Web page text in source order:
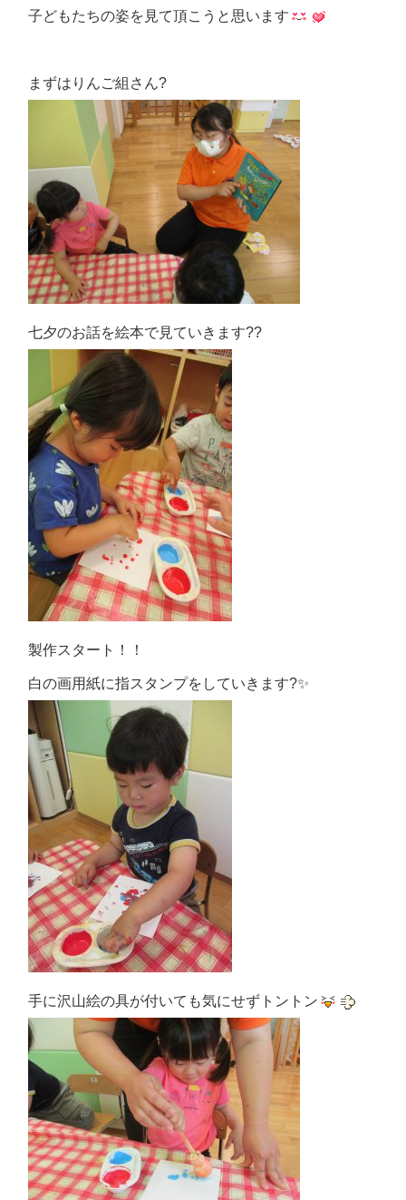
子どもたちの姿を見て頂こうと思います
まずはりんご組さん?
七夕のお話を絵本で見ていきます??
製作スタート！！
白の画用紙に指スタンプをしていきます?✨
手に沢山絵の具が付いても気にせずトントン